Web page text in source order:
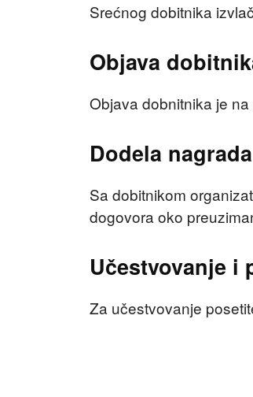
Srećnog dobitnika
Objava
Objava dobnitnika je
Dodela nagrada
Sa dobitnikom
dogovora oko
Učestvovanje i
Za učestvovanje